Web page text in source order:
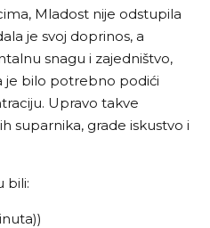
Mladost nije odstupila
je svoj doprinos, a
snagu i zajedništvo,
je bilo potrebno podići
Upravo takve
suparnika, grade iskustvo i
bili: